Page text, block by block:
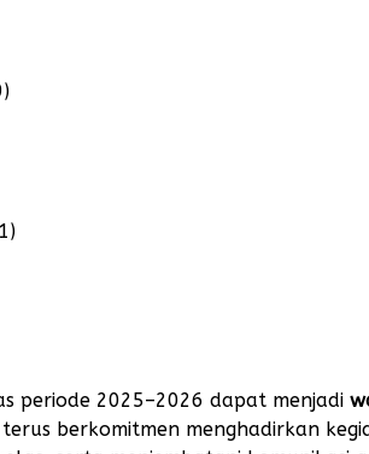
periode 2025–2026 dapat menjadi
berkomitmen menghadirkan